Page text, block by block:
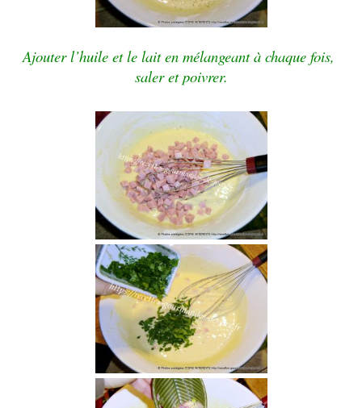
Ajouter l’huile et le lait en mélangeant à chaque fois,
saler et poivrer.